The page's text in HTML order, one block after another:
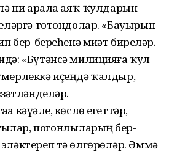
ни арала аяҡ-ҡулдарын
тотондолар. «Бауырын
бер-береһенә миҙәт бирҙеләр.
«Бүтәнсә милицияға ҡул
иҫеңдә ҡалдыр,
кәүҙәле, көслө егеттәр,
погонлыларҙың бер-
тә өлгөрҙөләр. Әммә